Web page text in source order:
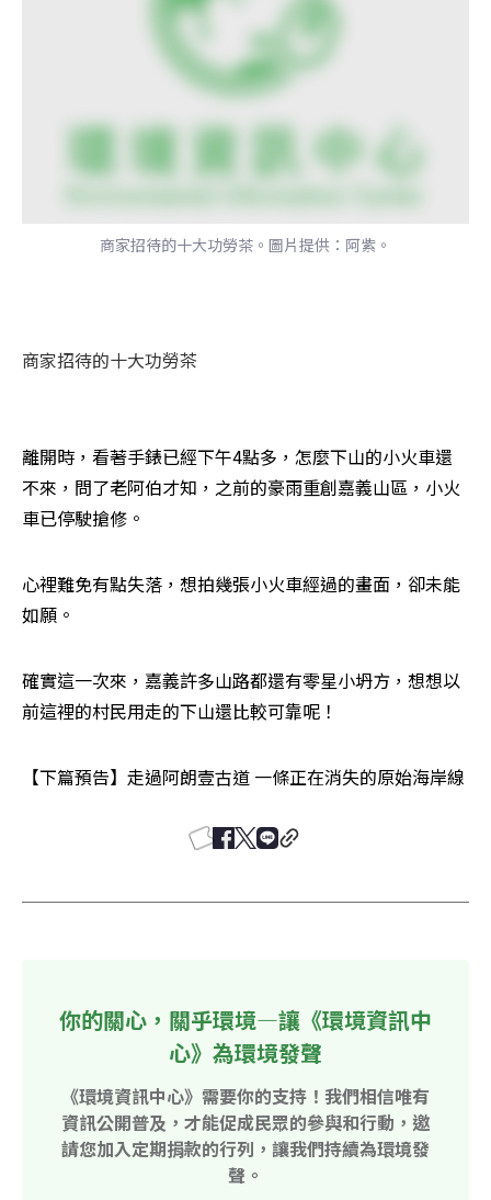
商家招待的十大功勞茶。圖片提供：阿紫。
商家招待的十大功勞茶
離開時，看著手錶已經下午4點多，怎麼下山的小火車還
不來，問了老阿伯才知，之前的豪雨重創嘉義山區，小火
車已停駛搶修。
心裡難免有點失落，想拍幾張小火車經過的畫面，卻未能
如願。
確實這一次來，嘉義許多山路都還有零星小坍方，想想以
前這裡的村民用走的下山還比較可靠呢！
【下篇預告】走過阿朗壹古道 一條正在消失的原始海岸線
你的關心，關乎環境—讓《環境資訊中
心》為環境發聲
《環境資訊中心》需要你的支持！我們相信唯有
資訊公開普及，才能促成民眾的參與和行動，邀
請您加入定期捐款的行列，讓我們持續為環境發
聲。